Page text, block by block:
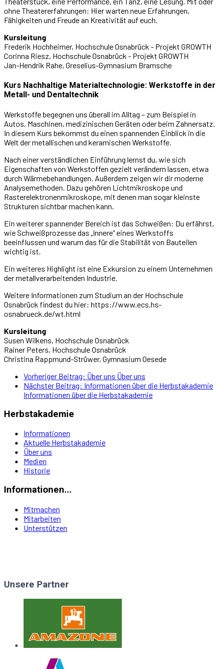
ohne Theatererfahrungen: Hier warten neue Erfahrungen,
Fähigkeiten und Freude an Kreativität auf euch.
Kursleitung
Frederik Hochheimer, Hochschule Osnabrück - Projekt GROWTH
Corinna Riesz, Hochschule Osnabrück - Projekt GROWTH
Jan-Hendrik Rahe, Greselius-Gymnasium Bramsche
Kurs Nachhaltige Materialtechnologie: Werkstoffe in der
Metall- und Dentaltechnik
Werkstoffe begegnen uns überall im Alltag – zum Beispiel in
Autos, Maschinen, medizinischen Geräten oder beim Zahnersatz.
In diesem Kurs bekommst du einen spannenden Einblick in die
Welt der metallischen und keramischen Werkstoffe.
Nach einer verständlichen Einführung lernst du, wie sich
Eigenschaften von Werkstoffen gezielt verändern lassen, etwa
durch Wärmebehandlungen. Außerdem zeigen wir dir moderne
Analysemethoden. Dazu gehören Lichtmikroskope und
Rasterelektronenmikroskope, mit denen man sogar kleinste
Strukturen sichtbar machen kann.
Ein weiterer spannender Bereich ist das Schweißen: Du erfährst,
wie Schweißprozesse das „Innere“ eines Werkstoffs
beeinflussen und warum das für die Stabilität von Bauteilen
wichtig ist.
Ein weiteres Highlight ist eine Exkursion zu einem Unternehmen
der metallverarbeitenden Industrie.
Weitere Informationen zum Studium an der Hochschule
Osnabrück findest du hier: https://www.ecs.hs-
osnabrueck.de/wt.html
Kursleitung
Susen Wilkens, Hochschule Osnabrück
Rainer Peters, Hochschule Osnabrück
Christina Rappmund-Strüwer, Gymnasium Oesede
Vorheriger Beitrag: Über uns Über uns
Nächster Beitrag: Informationen über die Herbstakademie
Informationen über die Herbstakademie
Herbstakademie
Informationen
Aktuelle Herbstakademie
Über uns
Medien
Historie
Informationen...
Mitmachen
Mitarbeiten
Unterstützen
Unsere Partner